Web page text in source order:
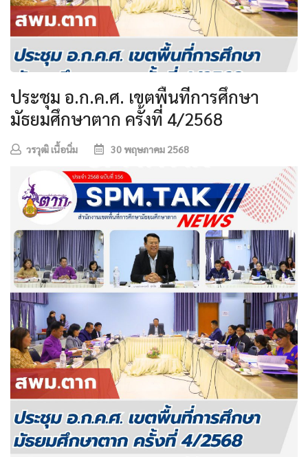
ประชุม อ.ก.ค.ศ. เขตพื้นที่การศึกษา
มัธยมศึกษาตาก ครั้งที่ 4/2568
วรวุฒิ เนื้อนิ่ม 30 พฤษภาคม 2568